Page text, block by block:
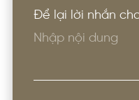
Để lại lời nhắn